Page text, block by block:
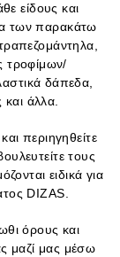
είδους και
των παρακάτω
τροφίμων/
δάπεδα,
άλλα.
περιηγηθείτε
τους
ειδικά για
DIZAS.
όρους και
μαζί μας μέσω